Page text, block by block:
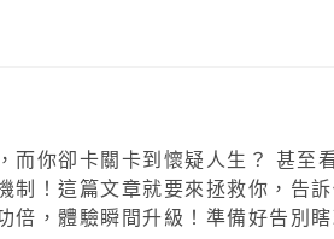
而你卻卡關卡到懷疑人生？ 甚至
制！這篇文章就要來拯救你，告
，體驗瞬間升級！準備好告別瞎